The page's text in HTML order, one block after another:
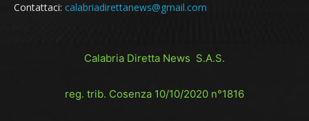
Contattaci: calabriadirettanews@gmail.com
Calabria Diretta News S.A.S.
reg. trib. Cosenza 10/10/2020 n°1816